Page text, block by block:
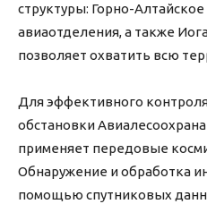
структуры: Горно-
авиаотделения, а также
позволяет охватить всю
Для эффективного
обстановки
применяет передовые
Обнаружение и обработка
помощью спутниковых